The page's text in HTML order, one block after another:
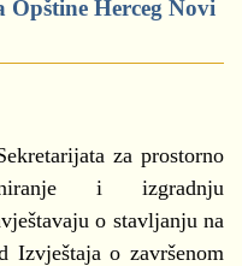
Herceg Novi
za prostorno
i izgradnju
o stavljanju na
Izvještaja o završenom